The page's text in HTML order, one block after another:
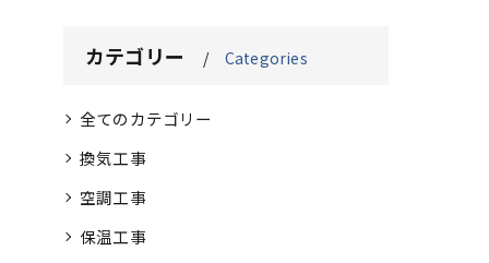
カテゴリー Categories
全てのカテゴリー
換気工事
空調工事
保温工事